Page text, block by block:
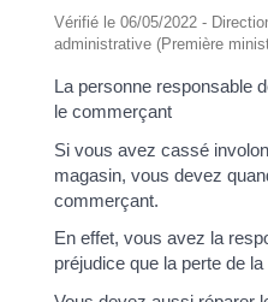
Vérifié le 06/05/2022 -
administrative (Première
La personne responsable
le commerçant
Si vous avez cassé
magasin, vous devez
commerçant.
En effet, vous avez la
préjudice que la perte de